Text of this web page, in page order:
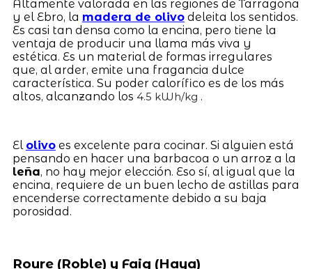
Altamente valorada en las regiones de Tarragona
y el Ebro, la madera de olivodeleita los sentidos.
Es casi tan densa como la encina, pero tiene la
ventaja de producir una llama más viva y
estética. Es un material de formas irregulares
que, al arder, emite una fragancia dulce
característica. Su poder calorífico es de los más
altos, alcanzando los 4.5 kWh/kg .
El olivoes excelente para cocinar. Si alguien está
pensando en hacer una barbacoa o un arroz a la
leña, no hay mejor elección. Eso sí, al igual que la
encina, requiere de un buen lecho de astillas para
encenderse correctamente debido a su baja
porosidad.
Roure (Roble) y Faig (Haya)